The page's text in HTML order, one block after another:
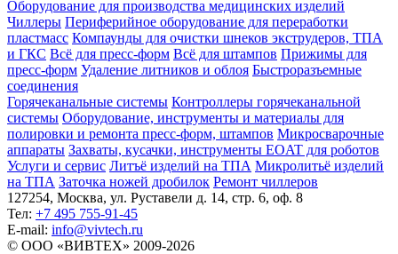
Оборудование для производства медицинских изделий
Чиллеры Периферийное оборудование для переработки
пластмасс Компаунды для очистки шнеков экструдеров, ТПА
и ГКС Всё для пресс-форм Всё для штампов Прижимы для
пресс-форм Удаление литников и облоя Быстроразъемные
соединения
Горячеканальные системы Контроллеры горячеканальной
системы Оборудование, инструменты и материалы для
полировки и ремонта пресс-форм, штампов Микросварочные
аппараты Захваты, кусачки, инструменты EOAT для роботов
Услуги и сервис Литъё изделий на ТПА Микролитьё изделий
на ТПА Заточка ножей дробилок Ремонт чиллеров
127254, Москва, ул. Руставели д. 14, стр. 6, оф. 8
Тел: +7 495 755-91-45
Е-mail: info@vivtech.ru
© ООО «ВИВТЕХ» 2009-2026